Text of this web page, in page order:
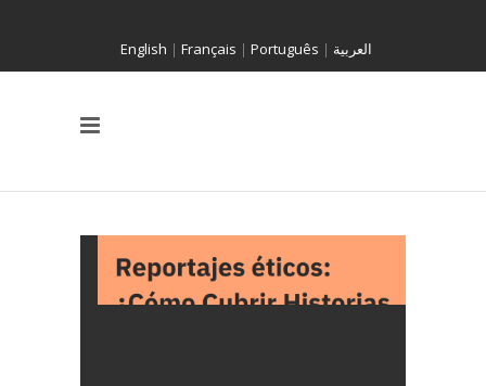
English | Français | Português | العربية